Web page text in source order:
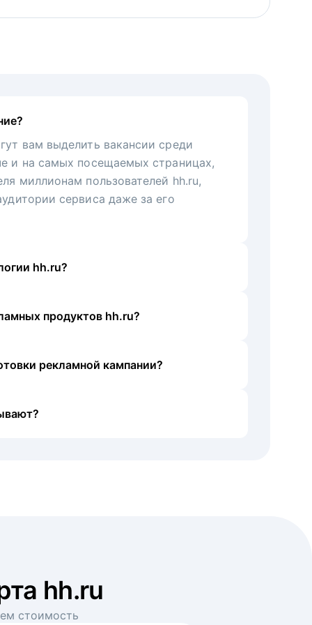
вам выделить вакансии среди
и на самых посещаемых страницах,
миллионам пользователей hh.ru,
сервиса даже за его
hh.ru?
продуктов hh.ru?
рекламной кампании?
hh.ru
стоимость